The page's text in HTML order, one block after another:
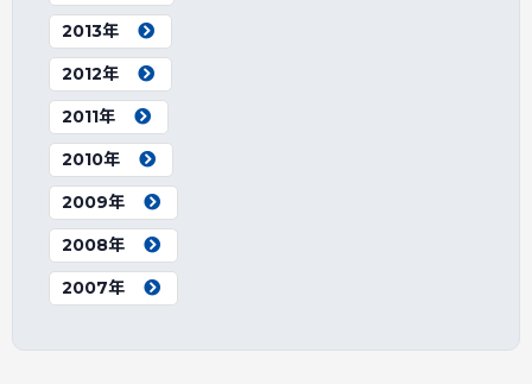
2013年
2012年
2011年
2010年
2009年
2008年
2007年